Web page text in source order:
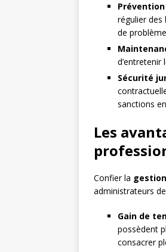
régulier des
de
d’entretenir
Sécurité
sanctions
Les
Confier la
administrateurs
Gain de
possèdent
consacrer